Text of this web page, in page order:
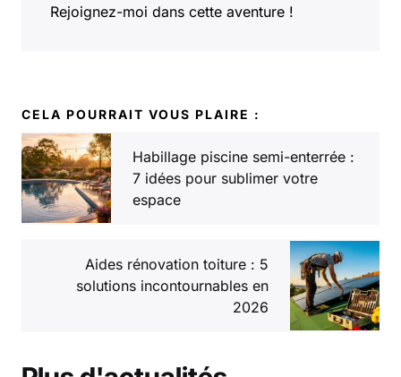
Rejoignez-moi dans cette aventure !
CELA POURRAIT VOUS PLAIRE :
Habillage piscine semi-enterrée :
7 idées pour sublimer votre
espace
Aides rénovation toiture : 5
solutions incontournables en
2026